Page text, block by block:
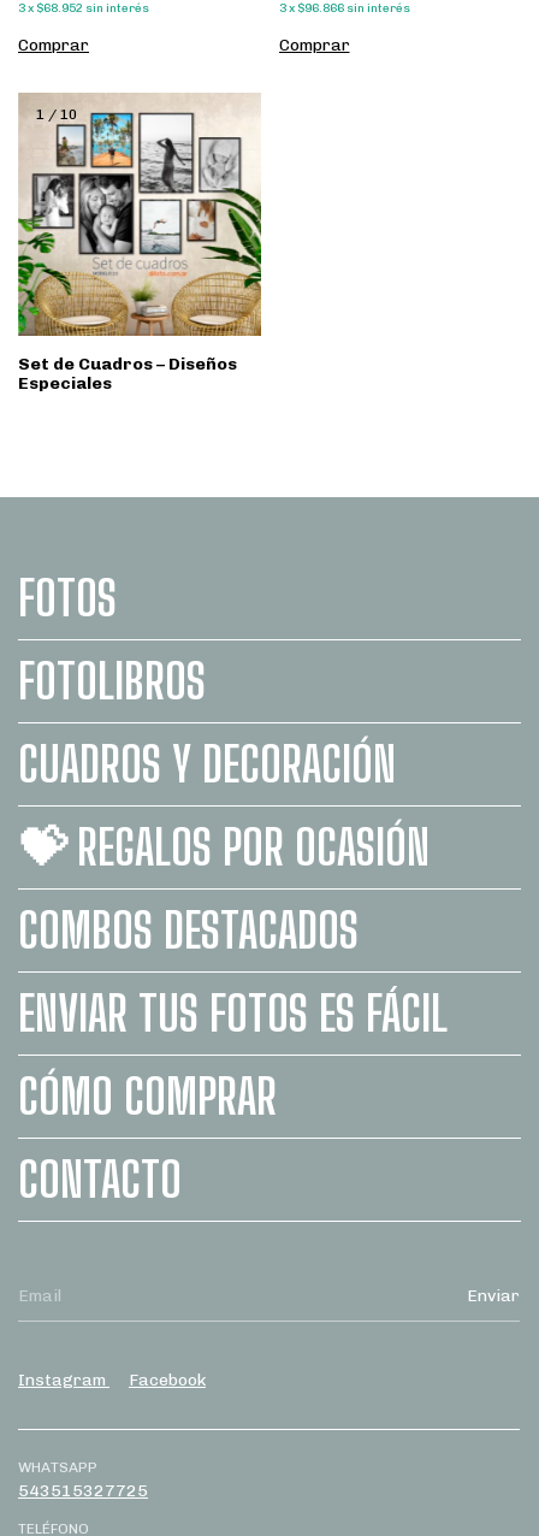
3x $68.952 sin interés
Comprar
3 x $96.866 sin interés
Comprar
1/ 10
Set de Cuadros – Diseños
Especiales
FOTOS
FOTOLIBROS
CUADROS Y DECORACIÓN
💝 REGALOS POR OCASIÓN
COMBOS DESTACADOS
ENVIAR TUS FOTOS ES FÁCIL
CÓMO COMPRAR
CONTACTO
Instagram Facebook
WHATSAPP
543515327725
TELÉFONO